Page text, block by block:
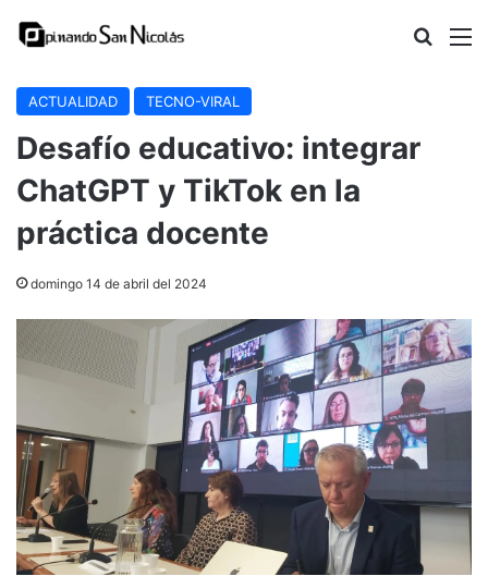
Buscar
ACTUALIDAD TECNO-VIRAL
Desafío educativo: integrar
ChatGPT y TikTok en la
práctica docente
domingo 14 de abril del 2024